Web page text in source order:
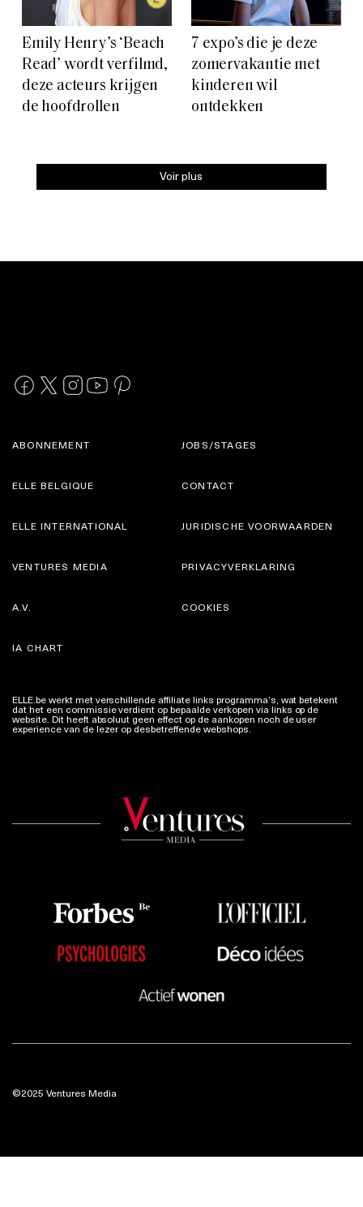
Emily Henry’s ‘Beach
Read’ wordt verfilmd,
deze acteurs krijgen
de hoofdrollen
7 expo’s die je deze
zomervakantie met
kinderen wil
ontdekken
Voir plus
ABONNEMENT
ELLE BELGIQUE
JOBS/STAGES
CONTACT
ELLE INTERNATIONAL
VENTURES MEDIA
JURIDISCHE VOORWAARDEN
PRIVACYVERKLARING
A.V.
IA CHART
COOKIES
ELLE.be werkt met verschillende affiliate links programma’s, wat betekent
dat het een commissie verdient op bepaalde verkopen via links op de
website. Dit heeft absoluut geen effect op de aankopen noch de user
experience van de lezer op desbetreffende webshops.
©2025 Ventures Media